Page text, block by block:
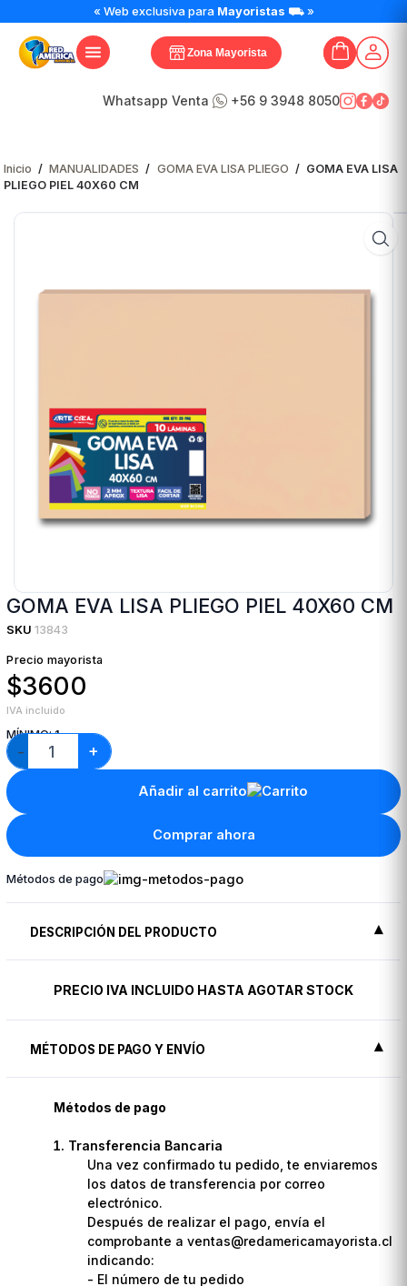
« Web exclusiva para Mayoristas ⛟ »
Zona Mayorista
Whatsapp Venta +56 9 3948 8050
Inicio / MANUALIDADES / GOMA EVA LISA PLIEGO / GOMA EVA LISA
PLIEGO PIEL 40X60 CM
GOMA EVA LISA PLIEGO PIEL 40X60 CM
SKU 13843
Precio mayorista
$3600
IVA incluido
MÍNIMO:1
−
EVA
LISA
PLIEGO
+
Añadir al carrito
Comprar ahora
Métodos de pago
DESCRIPCIÓN DEL PRODUCTO
PRECIO IVA INCLUIDO HASTA AGOTAR STOCK
MÉTODOS DE PAGO Y ENVÍO
Métodos de pago
Transferencia Bancaria
Una vez confirmado tu pedido, te enviaremos
los datos de transferencia por correo
electrónico.
Después de realizar el pago, envía el
comprobante a ventas@redamericamayorista.cl
indicando:
- El número de tu pedido